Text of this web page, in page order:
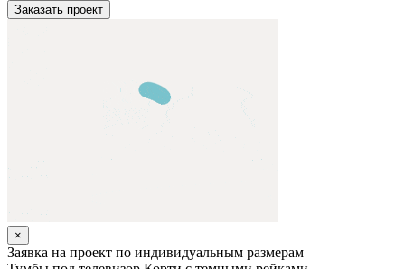
Заказать проект
×
Заявка на проект по индивидуальным размерам